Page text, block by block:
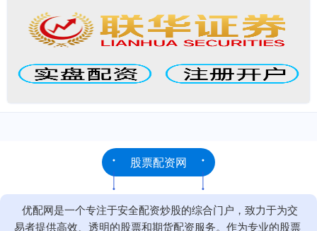
股票配资网
优配网是一个专注于安全配资炒股的综合门户，致力于为交
易者提供高效、透明的股票和期货配资服务。作为专业的股票